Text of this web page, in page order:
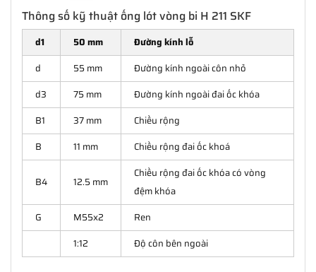
Thông số kỹ thuật ống lót vòng bi H 211 SKF
d1 50 mm
Đường kính lỗ
d
55 mm
Đường kính ngoài côn nhỏ
d3
75 mm
Đường kính ngoài đai ốc khóa
B1
37 mm
Chiều rộng
B
11 mm Chiều rộng đai ốc khoá
B4 12.5 mm
Chiều rộng đai ốc khóa có vòng
đệm khóa
G
M55x2
Ren
1:12
Độ côn bên ngoài